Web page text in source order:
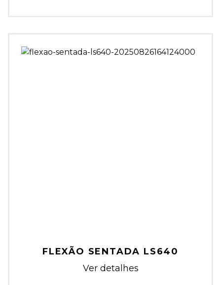
FLEXÃO SENTADA LS640
Ver detalhes